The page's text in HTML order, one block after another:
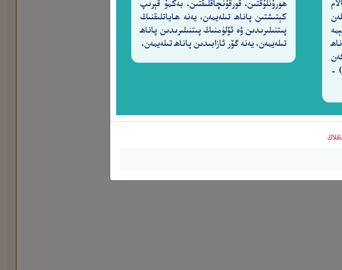
-
ھورۇنلۇقتىن، قورقۇنچاقلىقتىن، بەكمۇ قېرىپ
كېتىشتىن پاناھ تىلەيمەن، يەنە ھاياتلىقنىڭ
پىتنىلىرىدىن ۋە ئۆلۈمنىڭ پىتنىلىرىدىن پاناھ
تىلەيمەن، يەنە گۆر ئازابىدىن پاناھ تىلەيمەن.